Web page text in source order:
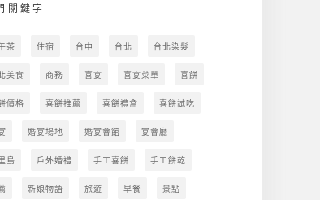
關鍵字
茶 住宿 台中 台北 台北染髮
美食 商務 喜宴 喜宴菜單 喜餅
價格 喜餅推薦 喜餅禮盒 喜餅試吃
婚宴場地 婚宴會館 宴會廳
島 戶外婚禮 手工喜餅 手工餅乾
新娘物語 旅遊 早餐 景點